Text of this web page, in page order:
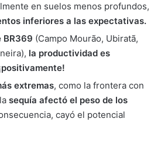
en suelos menos profundos,
inferiores a las expectativas.
BR369 (Campo Mourão, Ubiratã,
la productividad es
extremas, como la frontera con
sequía afectó el peso de los
cayó el potencial